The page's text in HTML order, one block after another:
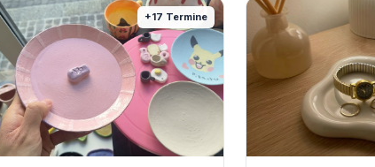
+17 Termine